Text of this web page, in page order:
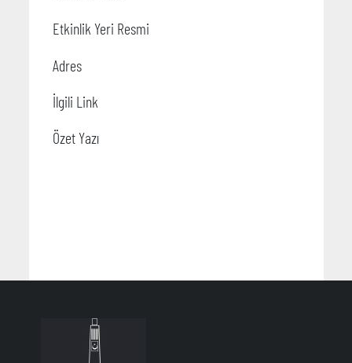
Etkinlik Yeri Resmi
Adres
İlgili Link
Özet Yazı